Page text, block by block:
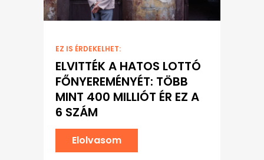
EZ IS ÉRDEKELHET:
ELVITTÉK A HATOS LOTTÓ
FŐNYEREMÉNYÉT: TÖBB
MINT 400 MILLIÓT ÉR EZ A
6 SZÁM
Elolvasom